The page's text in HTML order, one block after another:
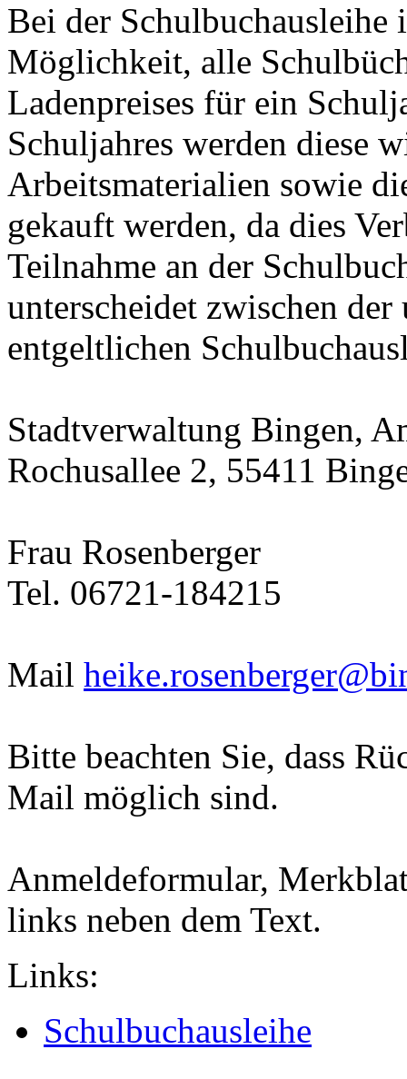
Bei der Schulbuchausleihe
Möglichkeit, alle
Ladenpreises für ein
Schuljahres werden diese
Arbeitsmaterialien sowie
gekauft werden, da dies
Teilnahme an der
unterscheidet zwischen
entgeltlichen
Stadtverwaltung Bingen,
Rochusallee 2, 55411
Frau Rosenberger
Tel. 06721-184215
Mail
Bitte beachten Sie, dass
Mail möglich sind.
Anmeldeformular,
links neben dem Text.
Links:
Schulbuchausleihe